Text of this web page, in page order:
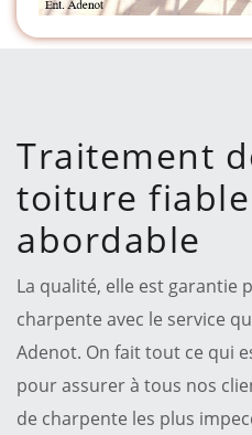
Traitement
toiture
abordable
La qualité, elle est
charpente avec le service
Adenot. On fait tout ce qui
pour assurer à tous nos
de charpente les plus